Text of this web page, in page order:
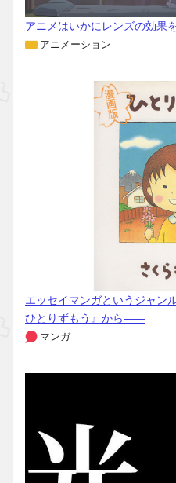
アニメはいかにレンズの効果
アニメーション
エッセイマンガというジャ
ひとりずもう』から――
マンガ